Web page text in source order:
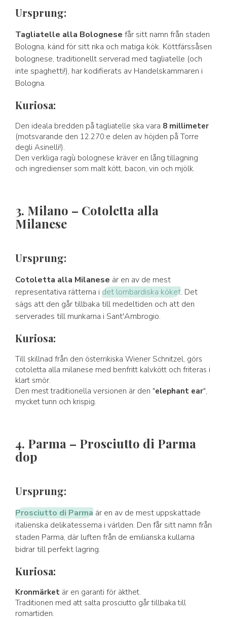
Ursprung:
Tagliatelle alla Bolognese får sitt namn från staden
Bologna, känd för sitt rika och matiga kök. Köttfärssåsen
bolognese, traditionellt serverad med tagliatelle (och
inte spaghetti!), har kodifierats av Handelskammaren i
Bologna.
Kuriosa:
Den ideala bredden på tagliatelle ska vara 8 millimeter
(motsvarande den 12.270:e delen av höjden på Torre
degli Asinelli!).
Den verkliga ragù bolognese kräver en lång tillagning
och ingredienser som malt kött, bacon, vin och mjölk.
3. Milano – Cotoletta alla
Milanese
Ursprung:
Cotoletta alla Milanese är en av de mest
representativa rätterna i det lombardiska köket. Det
sägs att den går tillbaka till medeltiden och att den
serverades till munkarna i Sant'Ambrogio.
Kuriosa:
Till skillnad från den österrikiska Wiener Schnitzel, görs
cotoletta alla milanese med benfritt kalvkött och friteras i
klart smör.
Den mest traditionella versionen är den "elephant ear",
mycket tunn och krispig.
4. Parma – Prosciutto di Parma
dop
Ursprung:
Prosciutto di Parma är en av de mest uppskattade
italienska delikatesserna i världen. Den får sitt namn från
staden Parma, där luften från de emilianska kullarna
bidrar till perfekt lagring.
Kuriosa:
Kronmärket är en garanti för äkthet.
Traditionen med att salta prosciutto går tillbaka till
romartiden.